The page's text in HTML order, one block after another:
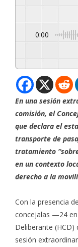
0:00
En una sesión
comisión, el
que declara el
transporte de
tratamiento
en un contexto
derecho a la
Con la presencia
concejalas —24
Deliberante (HCD)
sesión